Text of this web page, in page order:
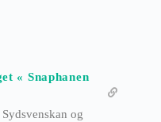
« Snaphanen
og